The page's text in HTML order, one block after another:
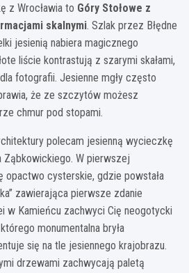
z Wrocławia to Góry Stołowe z
skalnymi. Szlak przez Błędne
jesienią nabiera magicznego
liście kontrastują z szarymi skałami,
fotografii. Jesienne mgły często
że ze szczytów możesz
chmur pod stopami.
polecam jesienną wycieczkę
Ząbkowickiego. W pierwszej
cysterskie, gdzie powstała
zawierająca pierwsze zdanie
w Kamieńcu zachwyci Cię neogotycki
monumentalna bryła
się na tle jesiennego krajobrazu.
drzewami zachwycają paletą